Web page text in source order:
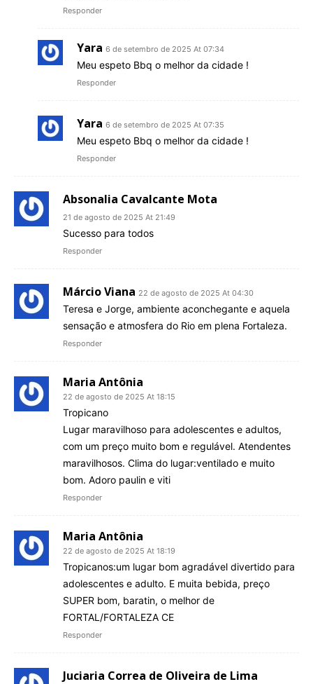
Responder
Yara 6 de setembro de 2025 At 07:34
Meu espeto Bbq o melhor da cidade !
Responder
Yara 6 de setembro de 2025 At 07:35
Meu espeto Bbq o melhor da cidade !
Responder
Absonalia Cavalcante Mota
21 de agosto de 2025 At 21:49
Sucesso para todos
Responder
Márcio Viana 22 de agosto de 2025 At 04:30
Teresa e Jorge, ambiente aconchegante e aquela
sensação e atmosfera do Rio em plena Fortaleza.
Responder
Maria Antônia
22 de agosto de 2025 At 18:15
Tropicano
Lugar maravilhoso para adolescentes e adultos,
com um preço muito bom e regulável. Atendentes
maravilhosos. Clima do lugar:ventilado e muito
bom. Adoro paulin e viti
Responder
Maria Antônia
22 de agosto de 2025 At 18:19
Tropicanos:um lugar bom agradável divertido para
adolescentes e adulto. E muita bebida, preço
SUPER bom, baratin, o melhor de
FORTAL/FORTALEZA CE
Responder
Juciaria Correa de Oliveira de Lima